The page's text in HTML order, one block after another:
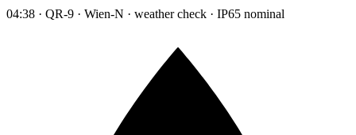
04:38 · QR-9 · Wien-N · weather check · IP65 nominal